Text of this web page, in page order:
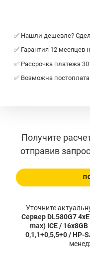
✅ Нашли дешевле?
✅ Гарантия 12 месяцев
✅ Рассрочка платежа
✅ Возможна
Получите
отправив
Уточните
Сервер DL580G7
max) ICE / 16x8GB
0,1,1+0,5,5+0 / HP-